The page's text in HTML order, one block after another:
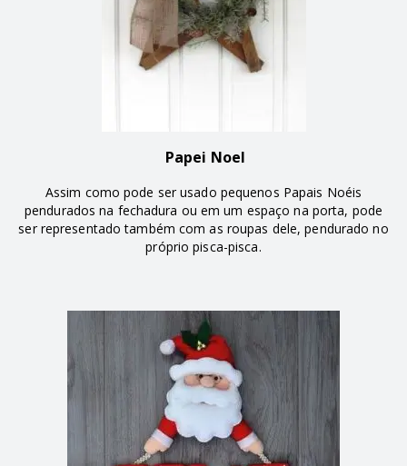
Papei Noel
Assim como pode ser usado pequenos Papais Noéis
pendurados na fechadura ou em um espaço na porta, pode
ser representado também com as roupas dele, pendurado no
próprio pisca-pisca.